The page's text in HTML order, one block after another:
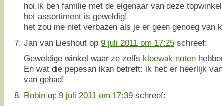
hoi,ik ben familie met de eigenaar van deze
het assortiment is geweldig!
het zou me niet verbazen als je er geen genoeg van
Jan van Lieshout op 9 juli 2011 om 17:25 schreef:
Geweldige winkel waar ze zelfs kloewak noten
En wat die pepesan ikan betreft: ik heb er heerlijk
van gehad!
Robin op 9 juli 2011 om 17:39 schreef: